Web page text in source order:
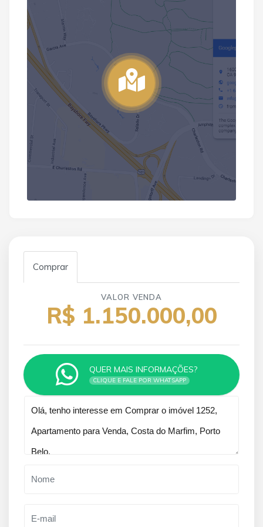
Comprar
VALOR VENDA
R$ 1.150.000,00
QUER MAIS INFORMAÇÕES?
CLIQUE E FALE POR WHATSAPP